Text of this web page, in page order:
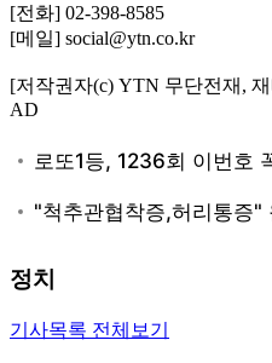
[전화] 02-398-8585
[메일] social@ytn.co.kr
[저작권자(c) YTN 무단전재,
AD
정치
기사목록 전체보기